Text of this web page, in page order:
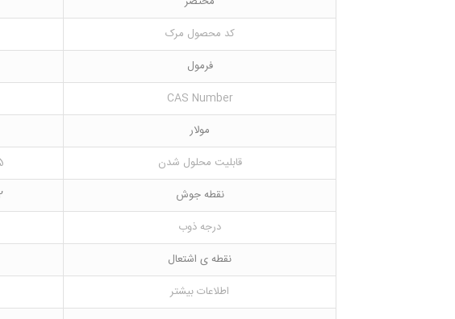
کد محصول مرک
فرمول
CAS Number
مولار
قابلیت محلول شدن
نقطه جوش
درجه ذوب
نقطه ی اشتعال
اطلاعات بیشتر